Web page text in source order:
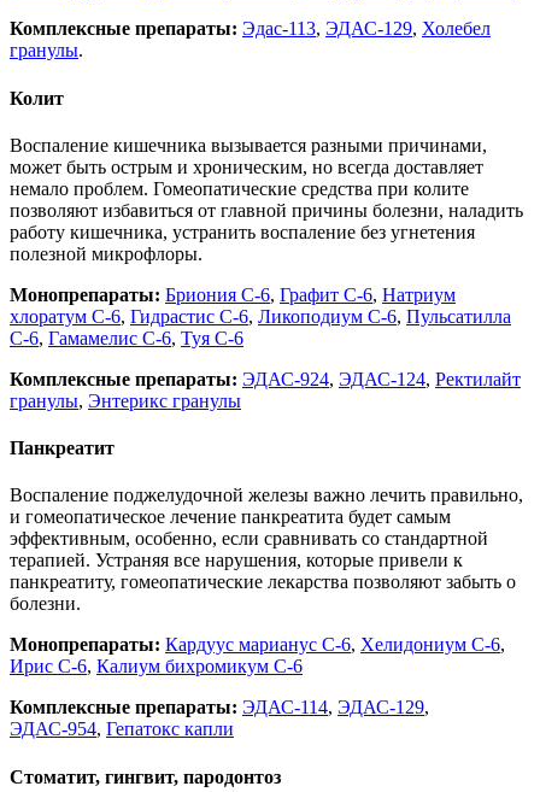
Комплексные препараты: Эдас-113, ЭДАС-129, Холебел
гранулы.
Колит
Воспаление кишечника вызывается разными причинами,
может быть острым и хроническим, но всегда доставляет
немало проблем. Гомеопатические средства при колите
позволяют избавиться от главной причины болезни, наладить
работу кишечника, устранить воспаление без угнетения
полезной микрофлоры.
Монопрепараты: Бриония С-6, Графит С-6, Натриум
хлоратум С-6, Гидрастис С-6, Ликоподиум С-6, Пульсатилла
С-6, Гамамелис С-6, Туя С-6
Комплексные препараты: ЭДАС-924, ЭДАС-124, Ректилайт
гранулы, Энтерикс гранулы
Панкреатит
Воспаление поджелудочной железы важно лечить правильно,
и гомеопатическое лечение панкреатита будет самым
эффективным, особенно, если сравнивать со стандартной
терапией. Устраняя все нарушения, которые привели к
панкреатиту, гомеопатические лекарства позволяют забыть о
болезни.
Монопрепараты: Кардуус марианус С-6, Хелидониум С-6,
Ирис С-6, Калиум бихромикум С-6
Комплексные препараты: ЭДАС-114, ЭДАС-129,
ЭДАС-954, Гепатокс капли
Стоматит, гингвит, пародонтоз